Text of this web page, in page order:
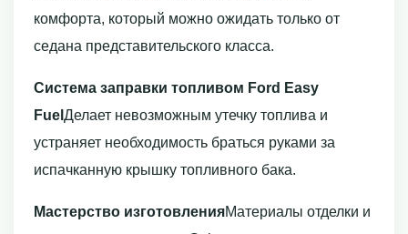
комфорта, который можно ожидать только от
седана представительского класса.
Система заправки топливом Ford Easy
Fuel Делает невозможным утечку топлива и
устраняет необходимость браться руками за
испачканную крышку топливного бака.
Мастерство изготовленияМатериалы отделки и